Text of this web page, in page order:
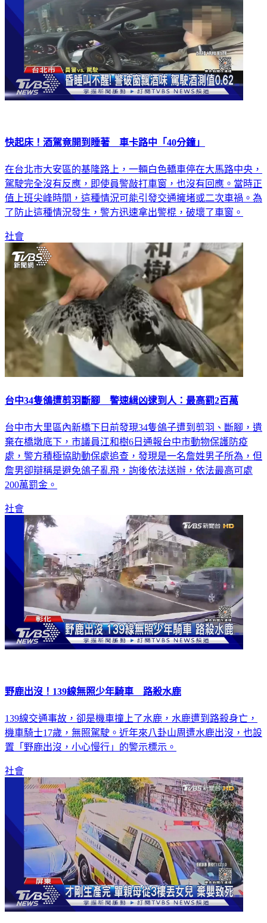
快起床！酒駕竟開到睡著 車卡路中「40分鐘」
在台北市大安區的基隆路上，一輛白色轎車停在大馬路中央，
駕駛完全沒有反應，即使員警敲打車窗，也沒有回應。當時正
值上班尖峰時間，這種情況可能引發交通擁堵或二次車禍。為
了防止這種情況發生，警方迅速拿出警棍，破壞了車窗。
社會
台中34隻鴿遭剪羽斷腳 警速緝凶逮到人：最高罰2百萬
台中市大里區內新橋下日前發現34隻鴿子遭到剪羽、斷腳，遺
棄在橋墩底下，市議員江和樹6日通報台中市動物保護防疫
處，警方積極協助動保處追查，發現是一名詹姓男子所為，但
詹男卻辯稱是避免鴿子亂飛，詢後依法送辦，依法最高可處
200萬罰金。
社會
野鹿出沒！139線無照少年騎車 路殺水鹿
139線交通事故，卻是機車撞上了水鹿，水鹿遭到路殺身亡，
機車騎士17歲，無照駕駛。近年來八卦山周遭水鹿出沒，也設
置「野鹿出沒，小心慢行」的警示標示。
社會